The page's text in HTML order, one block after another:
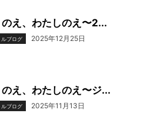
え、わたしのえ〜2...
ルブログ 2025年12月25日
え、わたしのえ〜ジ...
ルブログ 2025年11月13日